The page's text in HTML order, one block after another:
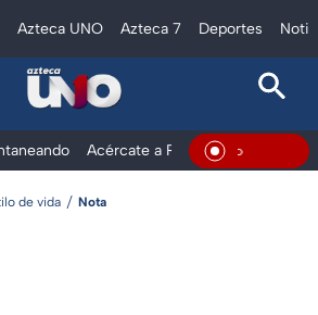
Azteca UNO Azteca 7 Deportes
Acércate a Rocío Al ExtremoEn Vivo
de vida Nota